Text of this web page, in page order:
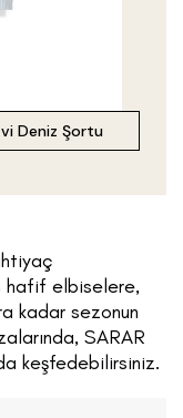
Deniz Şortu
hafif elbiselere,
kadar sezonun
SARAR
keşfedebilirsiniz.